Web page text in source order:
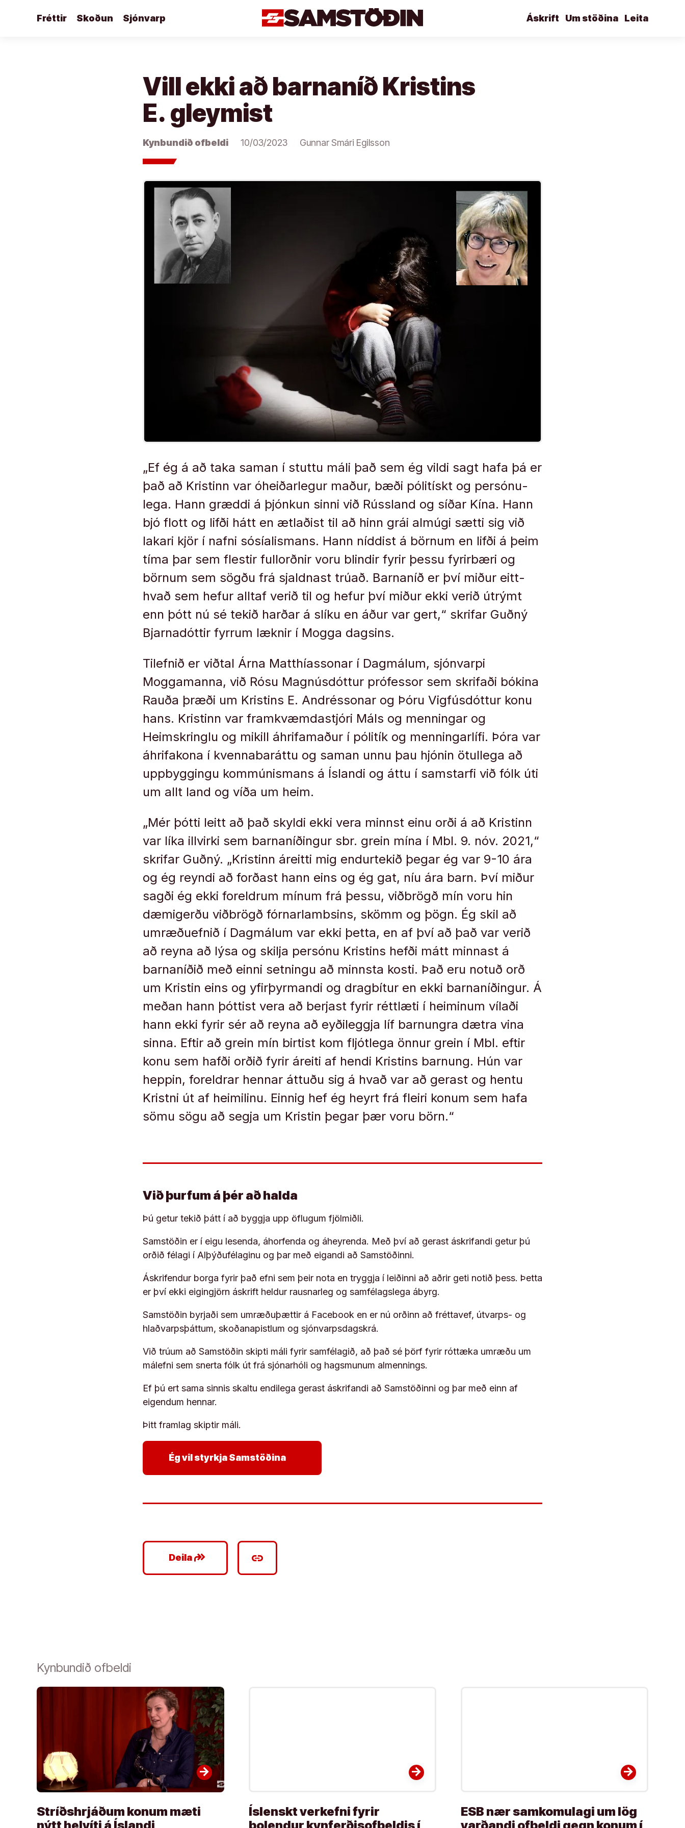
Fréttir Skoðun Sjónvarp Leita
Um stöðina
Áskrift
Vill ekki að barnaníð Kristins
E. gleymist
Kynbundið ofbeldi 10/03/2023 Gunnar Smári Egilsson
„Ef ég á að taka sam­an í stuttu máli það sem ég vildi sagt hafa þá er
það að Krist­inn var óheiðarleg­ur maður, bæði póli­tískt og per­sónu­
lega. Hann græddi á þjónk­un sinni við Rúss­land og síðar Kína. Hann
bjó flott og lifði hátt en ætlaðist til að hinn grái almúgi sætti sig við
lak­ari kjör í nafni sósí­al­ism­ans. Hann nídd­ist á börn­um en lifði á þeim
tíma þar sem flest­ir full­orðnir voru blind­ir fyr­ir þessu fyr­ir­bæri og
börn­um sem sögðu frá sjaldn­ast trúað. Barn­aníð er því miður eitt­
hvað sem hef­ur alltaf verið til og hef­ur því miður ekki verið út­rýmt
enn þótt nú sé tekið harðar á slíku en áður var gert,“ skrifar Guðný
Bjarna­dótt­ir fyrrum læknir í Mogga dagsins.
Tilefnið er viðtal Árna Matthíassonar í Dagmálum, sjónvarpi
Moggamanna, við Rósu Magnúsdóttur prófessor sem skrifaði bókina
Rauða þræði um Kristins E. Andréssonar og Þóru Vigfúsdóttur konu
hans. Kristinn var framkvæmdastjóri Máls og menningar og
Heimskringlu og mikill áhrifamaður í pólitík og menningarlífi. Þóra var
áhrifakona í kvennabaráttu og saman unnu þau hjónin ötullega að
uppbyggingu kommúnismans á Íslandi og áttu í samstarfi við fólk úti
um allt land og víða um heim.
„Mér þótti leitt að það skyldi ekki vera minnst einu orði á að Krist­inn
var líka ill­virki sem barn­aníðing­ur sbr. grein mína í Mbl. 9. nóv. 2021,“
skrifar Guðný. „Krist­inn áreitti mig end­ur­tekið þegar ég var 9-10 ára
og ég reyndi að forðast hann eins og ég gat, níu ára barn. Því miður
sagði ég ekki for­eldr­um mín­um frá þessu, viðbrögð mín voru hin
dæmi­gerðu viðbrögð fórn­ar­lambs­ins, skömm og þögn. Ég skil að
umræðuefnið í Dag­mál­um var ekki þetta, en af því að það var verið
að reyna að lýsa og skilja per­sónu Krist­ins hefði mátt minn­ast á
barn­aníðið með einni setn­ingu að minnsta kosti. Það eru notuð orð
um Krist­in eins og yfirþyrm­andi og drag­bít­ur en ekki barn­aníðing­ur. Á
meðan hann þótt­ist vera að berj­ast fyr­ir rétt­læti í heim­in­um vílaði
hann ekki fyr­ir sér að reyna að eyðileggja líf barn­ungra dætra vina
sinna. Eft­ir að grein mín birt­ist kom fljót­lega önn­ur grein í Mbl. eft­ir
konu sem hafði orðið fyr­ir áreiti af hendi Krist­ins barn­ung. Hún var
hepp­in, for­eldr­ar henn­ar áttuðu sig á hvað var að ger­ast og hentu
Kristni út af heim­il­inu. Einnig hef ég heyrt frá fleiri kon­um sem hafa
sömu sögu að segja um Krist­in þegar þær voru börn.“
Við þurfum á þér að halda
Þú getur tekið þátt í að byggja upp öflugum fjölmiðli.
Samstöðin er í eigu lesenda, áhorfenda og áheyrenda. Með því að gerast áskrifandi getur þú
orðið félagi í Alþýðufélaginu og þar með eigandi að Samstöðinni.
Áskrifendur borga fyrir það efni sem þeir nota en tryggja í leiðinni að aðrir geti notið þess. Þetta
er því ekki eigingjörn áskrift heldur rausnarleg og samfélagslega ábyrg.
Samstöðin byrjaði sem umræðuþættir á Facebook en er nú orðinn að fréttavef, útvarps- og
hlaðvarpsþáttum, skoðanapistlum og sjónvarpsdagskrá.
Við trúum að Samstöðin skipti máli fyrir samfélagið, að það sé þörf fyrir róttæka umræðu um
málefni sem snerta fólk út frá sjónarhóli og hagsmunum almennings.
Ef þú ert sama sinnis skaltu endilega gerast áskrifandi að Samstöðinni og þar með einn af
eigendum hennar.
Þitt framlag skiptir máli.
Ég vil styrkja Samstöðina
Deilagoogle_plus_reshare link
Kynbundið ofbeldi
arrow_forward
Stríðshrjáðum konum mæti
arrow_forward
Íslenskt verkefni fyrir
arrow_forward
ESB nær samkomulagi um lög